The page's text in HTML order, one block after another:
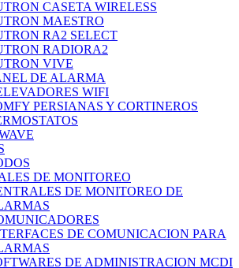
CASETA WIRELESS
MAESTRO
RA2 SELECT
RADIORA2
VIVE
DE ALARMA
WIFI
PERSIANAS Y CORTINEROS
DE MONITOREO
DE MONITOREO DE
DE COMUNICACION PARA
DE ADMINISTRACION MCDI